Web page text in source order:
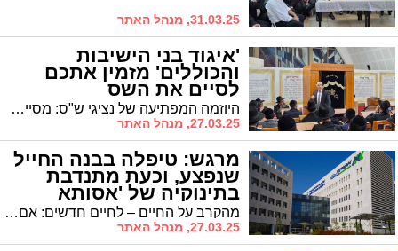
31.03.25, מנהל האתר
'איגוד בני הישיבות
והכוללים' מזמין אתכם
לסיים את השס
היוזמה המפתיעה של נציגי ש"ס: מסיימים את הש"ס במסגרת 'ישיבות בין הזמנים' | כל הפרטים
27.03.25, מנהל האתר
מרגש: טיפלה בבנה החייל
שנפצע, וכעת מתנדבת
בתינוקיה של 'אסותא
אשדוד' מהקרב על החיים – לחיים חדשים: אם ללוחם שנפצע אנושות וטופל בביהח הציבורי אסותא אשדוד מתנדבת בתינוקיית ביה״ח
27.03.25, מנהל האתר